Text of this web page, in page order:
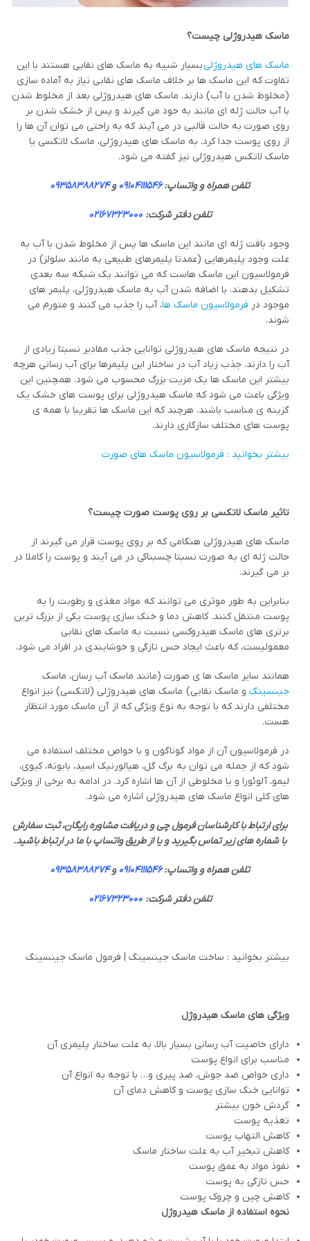
ماسک هیدروژلی چیست؟
ماسک های هیدروژلیبسیار شبیه به ماسک های نقابی هستند با این
تفاوت که این ماسک ها بر خلاف ماسک های نقابی نیاز به آماده سازی
(مخلوط شدن با آب) دارند. ماسک های هیدروژلی بعد از مخلوط شدن
با آب حالت ژله ای مانند به خود می گیرند و پس از خشک شدن بر
روی صورت به حالت قالبی در می آیند که به راحتی می توان آن ها را
از روی پوست جدا کرد. به ماسک های هیدروژلی، ماسک لاتکسی یا
ماسک لاتکس هیدروژلی نیز گفته می شود.
تلفن همراه و واتساپ:09104111546 و09358388274
تلفن دفتر شرکت: 02167323000
وجود بافت ژله ای مانند این ماسک ها پس از مخلوط شدن با آب به
علت وجود پلیمرهایی (عمدتا پلیمرهای طبیعی به مانند سلولز) در
فرمولاسیون این ماسک هاست که می توانند یک شبکه سه بعدی
تشکیل بدهند. با اضافه شدن آب به ماسک هیدروژلی، پلیمر های
موجود در فرمولاسیون ماسک ها، آب را جذب می کنند و متورم می
شوند.
در نتیجه ماسک های هیدروژلی توانایی جذب مقادیر نسبتا زیادی از
آب را دارند. جذب زیاد آب در ساختار این پلیمرها برای آب رسانی هرچه
بیشتر این ماسک ها یک مزیت بزرگ محسوب می شود. همچنین این
ویژگی باعث می شود که ماسک هیدروژلی برای پوست های خشک یک
گزینه ی مناسب باشند. هرچند که این ماسک ها تقریبا با همه ی
پوست های مختلف سازگاری دارند.
بیشتر بخوانید : فرمولاسیون ماسک های صورت
تاثیر ماسک لاتکسی بر روی پوست صورت چیست؟
ماسک های هیدروژلی هنگامی که بر روی پوست قرار می گیرند از
حالت ژله ای به صورت نسبتا چسبناکی در می آیند و پوست را کاملا در
بر می گیرند.
بنابراین به طور موثری می توانند که مواد مغذی و رطوبت را به
پوست منتقل کنند. کاهش دما و خنک سازی پوست یکی از بزرگ ترین
برتری های ماسک هیدروکسی نسبت به ماسک های نقابی
معمولیست، که باعث ایجاد حس تازگی و خوشایندی در افراد می شود.
همانند سایر ماسک ها ی صورت (مانند ماسک آب رسان، ماسک
جینسینگ و ماسک نقابی) ماسک های هیدروژلی (لاتکسی) نیز انواع
مختلفی دارند که با توجه به نوع ویژگی که از آن ماسک مورد انتظار
هست.
در فرمولاسیون آن از مواد گوناگون و با خواص مختلف استفاده می
شود که از جمله می توان به برگ گل، هیالورنیک اسید، بابونه، کیوی،
لیمو، آلوئورا و یا مخلوطی از آن ها اشاره کرد. در ادامه به برخی از ویژگی
های کلی انواع ماسک های هیدروژلی اشاره می شود.
برای ارتباط با کارشناسان فرمول چی و دریافت مشاوره رایگان، ثبت سفارش
با شماره های زیر تماس بگیرید و یا از طریق واتساپ با ما در ارتباط باشید.
تلفن همراه و واتساپ:09104111546 و09358388274
تلفن دفتر شرکت: 02167323000
بیشتر بخوانید : ساخت ماسک جینسینگ | فرمول ماسک جینسینگ
ویژگی های ماسک هیدروژل
دارای خاصیت آب رسانی بسیار بالا، به علت ساختار پلیمری آن
مناسب برای انواع پوست
داری خواص ضد جوش، ضد پیری و… با توجه به انواع آن
توانایی خنک سازی پوست و کاهش دمای آن
گردش خون بیشتر
تغذیه پوست
کاهش التهاب پوست
کاهش تبخیر آب به علت ساختار ماسک
نفوذ مواد به عمق پوست
حس تازگی به پوست
کاهش چین و چروک پوست
نحوه استفاده از ماسک هیدروژل